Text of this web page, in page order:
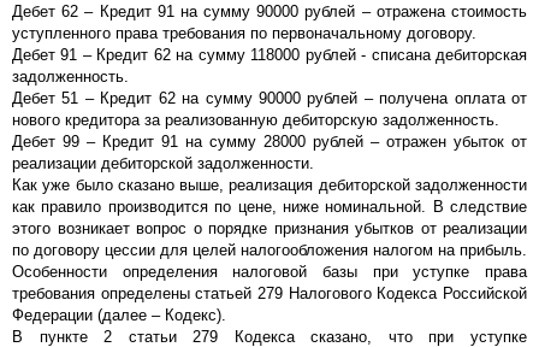
Дебет 62 – Кредит 91 на сумму 90000 рублей – отражена стоимость
уступленного права требования по первоначальному договору.
Дебет 91 – Кредит 62 на сумму 118000 рублей - списана дебиторская
задолженность.
Дебет 51 – Кредит 62 на сумму 90000 рублей – получена оплата от
нового кредитора за реализованную дебиторскую задолженность.
Дебет 99 – Кредит 91 на сумму 28000 рублей – отражен убыток от
реализации дебиторской задолженности.
Как уже было сказано выше, реализация дебиторской задолженности
как правило производится по цене, ниже номинальной. В следствие
этого возникает вопрос о порядке признания убытков от реализации
по договору цессии для целей налогообложения налогом на прибыль.
Особенности определения налоговой базы при уступке права
требования определены статьей 279 Налогового Кодекса Российской
Федерации (далее – Кодекс).
В пункте 2 статьи 279 Кодекса сказано, что при уступке